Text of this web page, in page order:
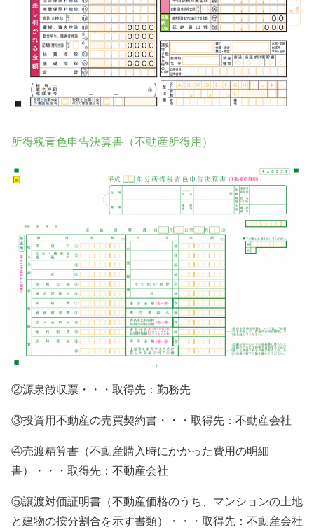
所得税青色申告決算書（不動産所得用）
②源泉徴収票・・・取得先：勤務先
③投資用不動産の売買契約書・・・取得先：不動産会社
④売渡精算書（不動産購入時にかかった費用の明細
書）・・・取得先：不動産会社
⑤譲渡対価証明書（不動産価格のうち、マンションの土地
と建物の按分割合を示す書類）・・・取得先：不動産会社